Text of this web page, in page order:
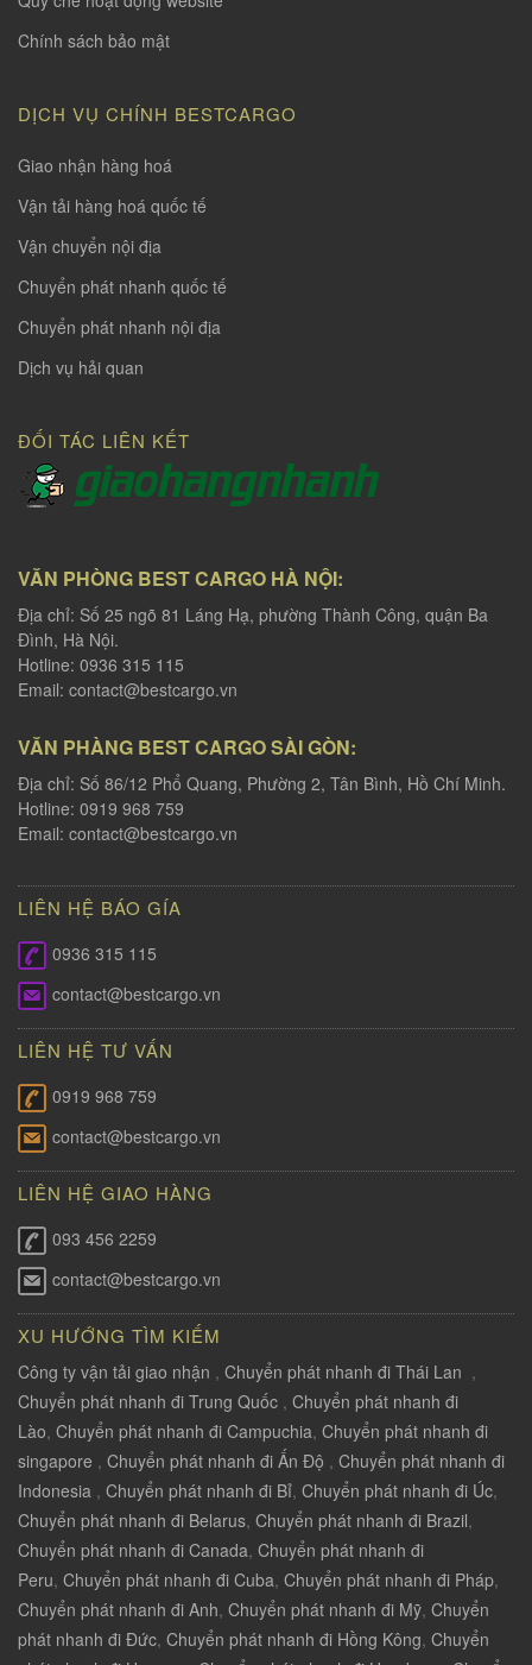
Chính sách bảo mật
DỊCH VỤ CHÍNH BESTCARGO
Giao nhận hàng hoá
Vận tải hàng hoá quốc tế
Vận chuyển nội địa
Chuyển phát nhanh quốc tế
Chuyển phát nhanh nội địa
Dịch vụ hải quan
ĐỐI TÁC LIÊN KẾT
VĂN PHÒNG BEST CARGO HÀ NỘI:
Địa chỉ: Số 25 ngõ 81 Láng Hạ, phường Thành Công, quận Ba
Đình, Hà Nội.
Hotline: 0936 315 115
Email: contact@bestcargo.vn
VĂN PHÀNG BEST CARGO SÀI GÒN:
Địa chỉ: Số 86/12 Phổ Quang, Phường 2, Tân Bình, Hồ Chí Minh.
Hotline: 0919 968 759
Email: contact@bestcargo.vn
LIÊN HỆ BÁO GÍA
0936 315 115
contact@bestcargo.vn
LIÊN HỆ TƯ VẤN
0919 968 759
contact@bestcargo.vn
LIÊN HỆ GIAO HÀNG
093 456 2259
contact@bestcargo.vn
XU HƯỚNG TÌM KIẾM
Công ty vận tải giao nhận , Chuyển phát nhanh đi Thái Lan ,
Chuyển phát nhanh đi Trung Quốc , Chuyển phát nhanh đi
Lào, Chuyển phát nhanh đi Campuchia, Chuyển phát nhanh đi
singapore , Chuyển phát nhanh đi Ấn Độ , Chuyển phát nhanh đi
Indonesia , Chuyển phát nhanh đi Bỉ, Chuyển phát nhanh đi Úc,
Chuyển phát nhanh đi Belarus, Chuyển phát nhanh đi Brazil,
Chuyển phát nhanh đi Canada, Chuyển phát nhanh đi
Peru, Chuyển phát nhanh đi Cuba, Chuyển phát nhanh đi Pháp,
Chuyển phát nhanh đi Anh, Chuyển phát nhanh đi Mỹ, Chuyển
phát nhanh đi Đức, Chuyển phát nhanh đi Hồng Kông, Chuyển